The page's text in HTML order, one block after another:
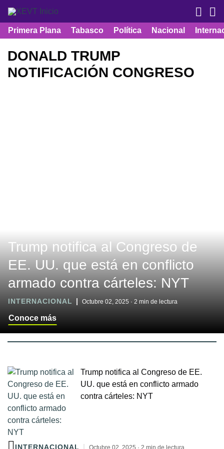
Primera Plana Tabasco Política Nacional
DONALD TRUMP
NOTIFICACIÓN CONGRESO
Trump notifica al Congreso de
EE. UU. que está en conflicto
armado contra cárteles: NYT
INTERNACIONAL Octubre 02, 2025 · 2 min de lectura
Conoce más
Trump notifica al Congreso de EE.
UU. que está en conflicto armado
contra cárteles: NYT
INTERNACIONAL Octubre 02, 2025 · 2 min de lectura